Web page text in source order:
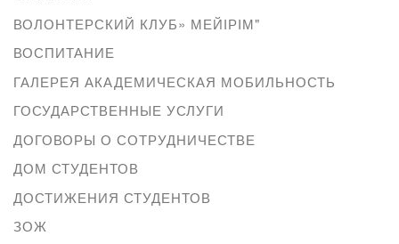
ВОЛОНТЕРСКИЙ КЛУБ» МЕЙІРІМ"
ВОСПИТАНИЕ
ГАЛЕРЕЯ АКАДЕМИЧЕСКАЯ МОБИЛЬНОСТЬ
ГОСУДАРСТВЕННЫЕ УСЛУГИ
ДОГОВОРЫ О СОТРУДНИЧЕСТВЕ
ДОМ СТУДЕНТОВ
ДОСТИЖЕНИЯ СТУДЕНТОВ
ЗОЖ